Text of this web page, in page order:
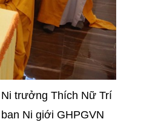
trưởng Thích Nữ Trí
Ni giới GHPGVN